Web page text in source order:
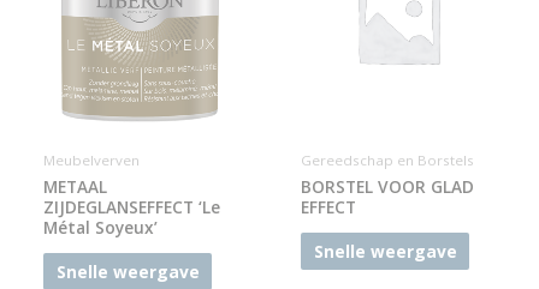
Meubelverven
METAAL
ZIJDEGLANSEFFECT ‘Le
Métal Soyeux’
Snelle weergave
Gereedschap en Borstels
BORSTEL VOOR GLAD
EFFECT
Snelle weergave